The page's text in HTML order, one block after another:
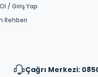
/ Giriş Yap
Rehberi
Çağrı Merkezi: